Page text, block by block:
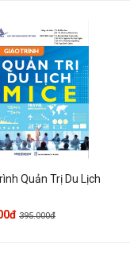
Quản Trị Du Lịch
395.000đ